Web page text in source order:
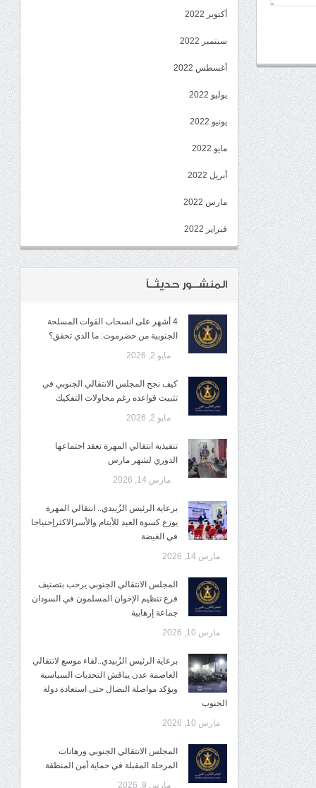
أكتوبر 2022
سبتمبر 2022
أغسطس 2022
يوليو 2022
يونيو 2022
مايو 2022
أبريل 2022
مارس 2022
فبراير 2022
المنشــور حديثــاً
4 أشهر على انسحاب القوات المسلحة
الجنوبية من حضرموت: ما الذي تحقق؟
مايو 2, 2026
كيف نجح المجلس الانتقالي الجنوبي في
تثبيت قواعده رغم محاولات التفكيك
مايو 2, 2026
تنفيذية انتقالي المهرة تعقد اجتماعها
الدوري لشهر مارس
مارس 14, 2026
برعاية الرئيس الزُبيدي.. انتقالي المهرة
يوزع كسوة العيد للأيتام والأسرالاكثرإحتياجا
في الغيضة
مارس 14, 2026
المجلس الانتقالي الجنوبي يرحب بتصنيف
فرع تنظيم الإخوان المسلمون في السودان
جماعة إرهابية
مارس 10, 2026
برعاية الرئيس الزُبيدي..لقاء موسع لانتقالي
العاصمة عدن يناقش التحديات السياسية
ويؤكد مواصلة النضال حتى استعادة دولة
الجنوب
مارس 10, 2026
المجلس الانتقالي الجنوبي ورهانات
المرحلة المقبلة في حماية أمن المنطقة
مارس 9, 2026